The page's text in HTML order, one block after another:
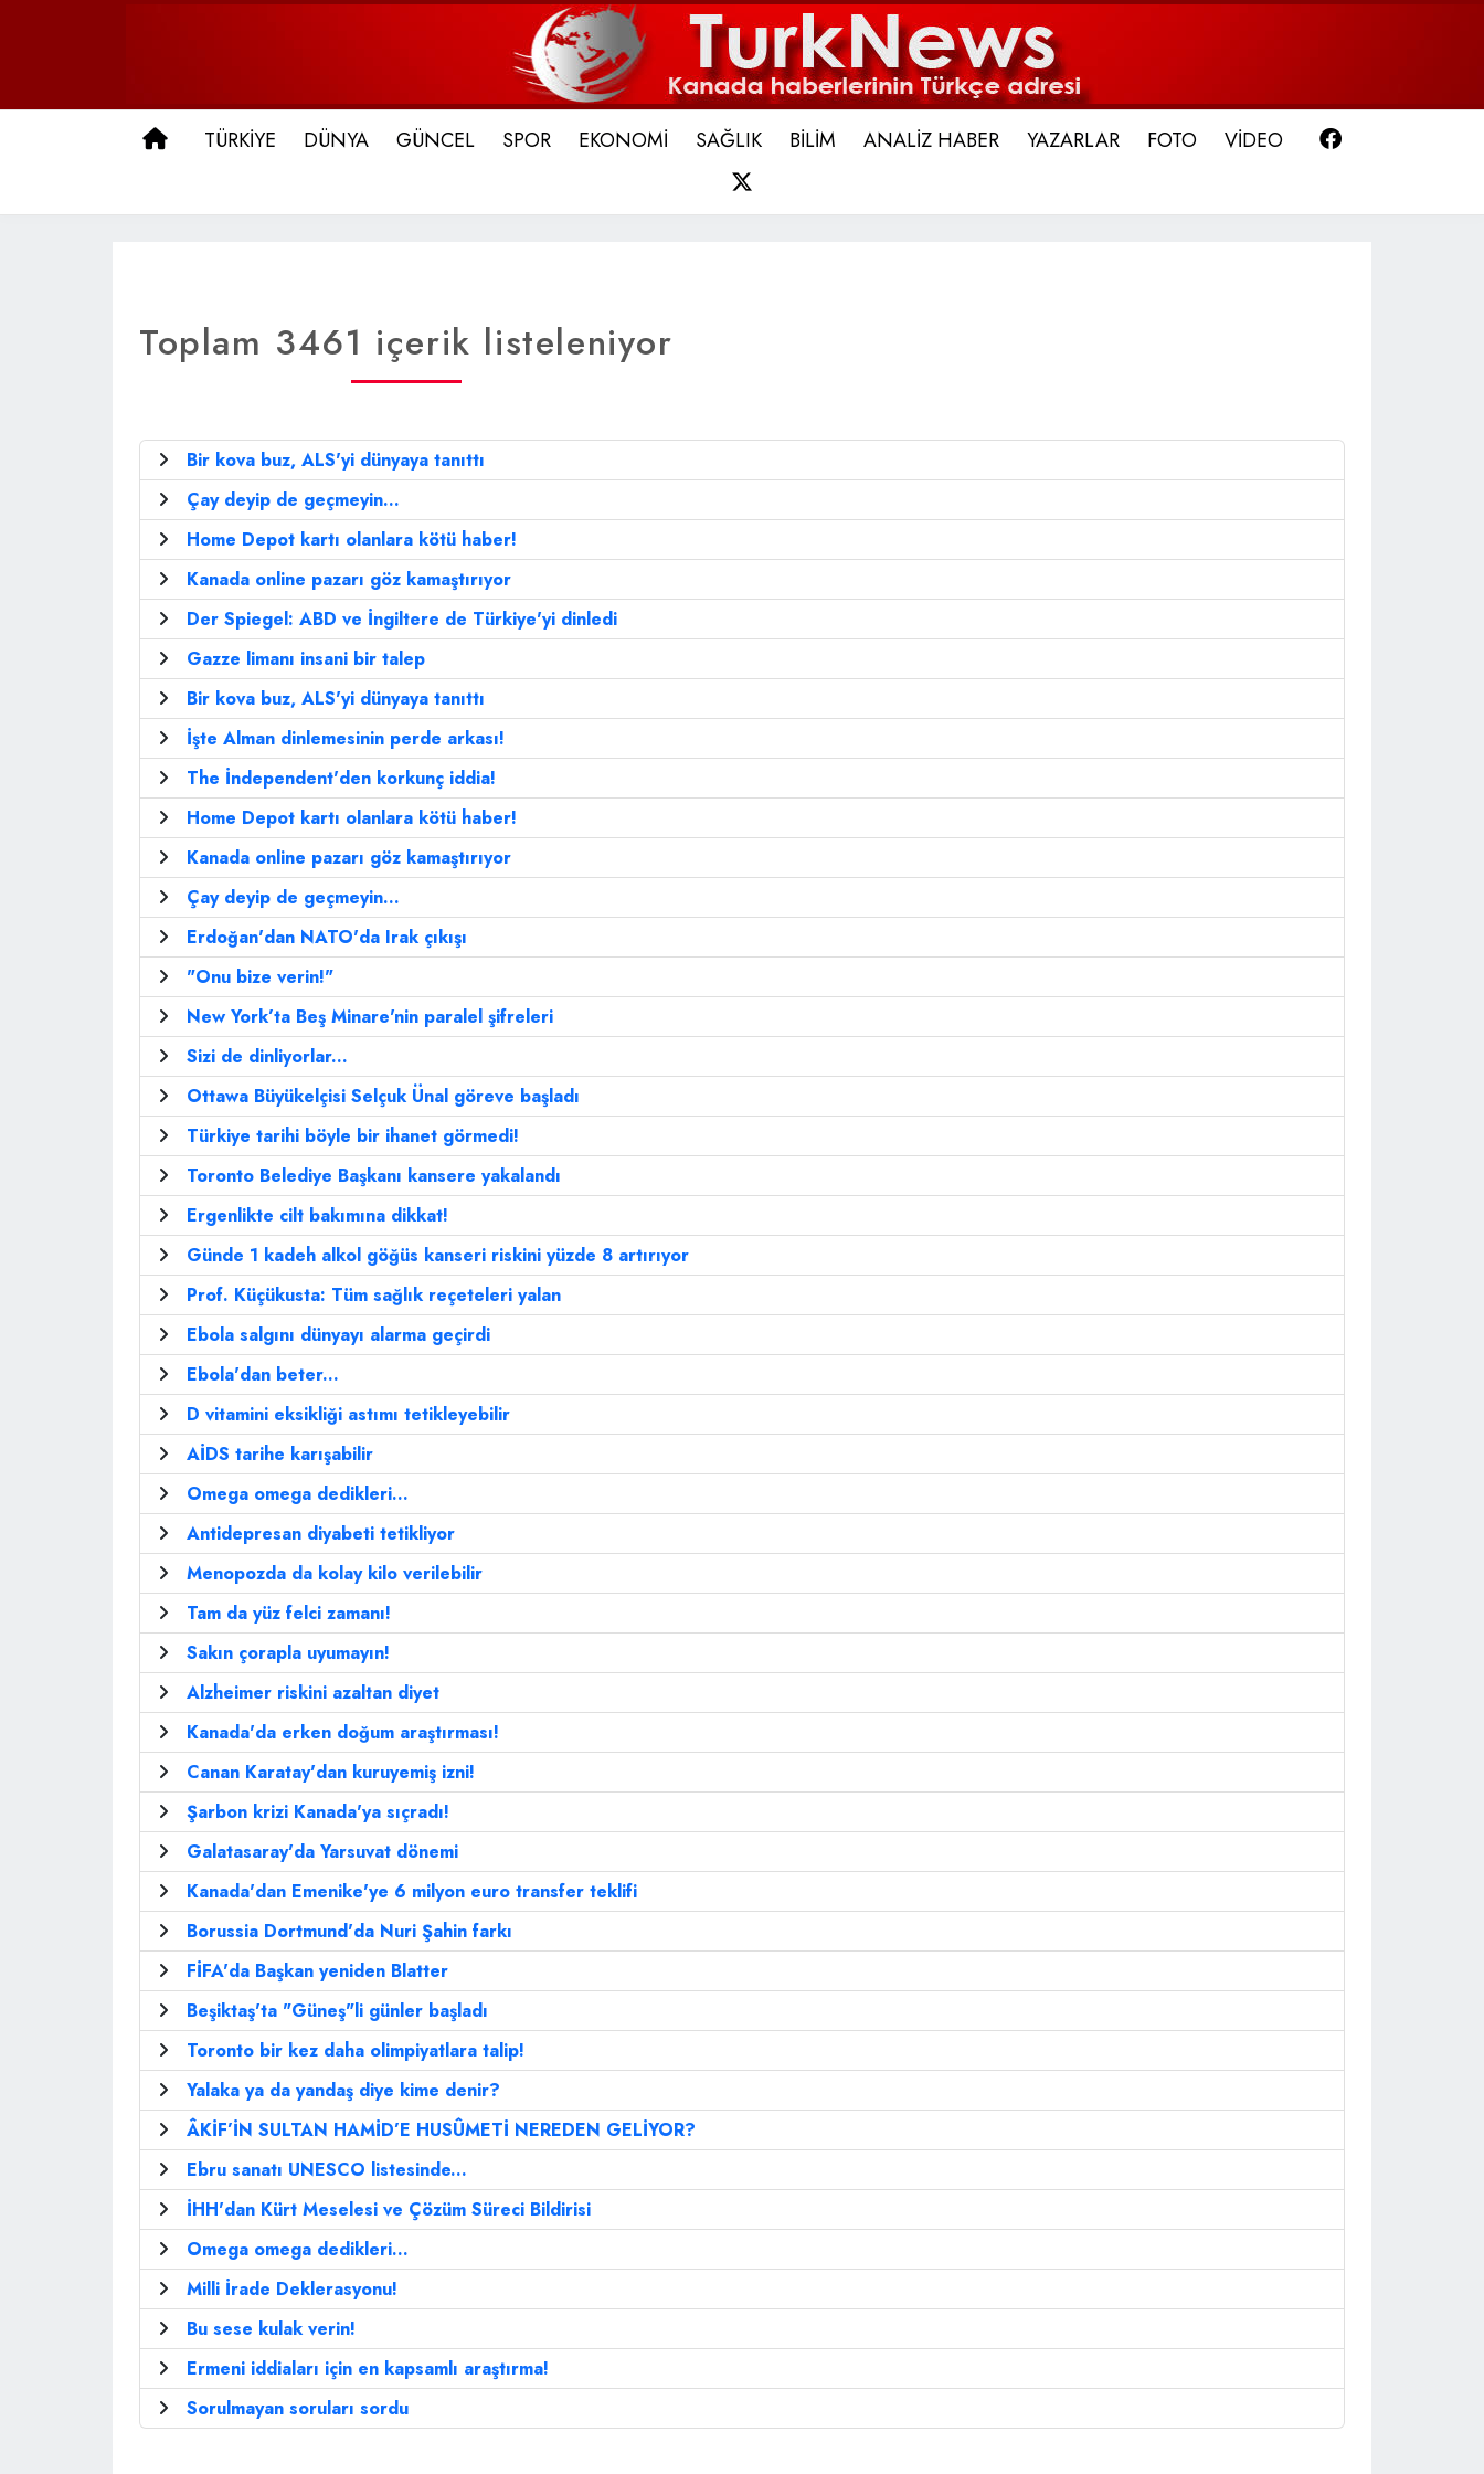
ANA SAYFA
TÜRKİYE DÜNYA GÜNCEL SPOR EKONOMİ SAĞLIK BİLİM ANALİZ HABER YAZARLAR FOTO VİDEO
Toplam 3461 içerik listeleniyor
Bir kova buz, ALS'yi dünyaya tanıttı
Çay deyip de geçmeyin...
Home Depot kartı olanlara kötü haber!
Kanada online pazarı göz kamaştırıyor
Der Spiegel: ABD ve İngiltere de Türkiye'yi dinledi
Gazze limanı insani bir talep
Bir kova buz, ALS'yi dünyaya tanıttı
İşte Alman dinlemesinin perde arkası!
The İndependent'den korkunç iddia!
Home Depot kartı olanlara kötü haber!
Kanada online pazarı göz kamaştırıyor
Çay deyip de geçmeyin...
Erdoğan'dan NATO'da Irak çıkışı
"Onu bize verin!"
New York’ta Beş Minare'nin paralel şifreleri
Sizi de dinliyorlar...
Ottawa Büyükelçisi Selçuk Ünal göreve başladı
Türkiye tarihi böyle bir ihanet görmedi!
Toronto Belediye Başkanı kansere yakalandı
Ergenlikte cilt bakımına dikkat!
Günde 1 kadeh alkol göğüs kanseri riskini yüzde 8 artırıyor
Prof. Küçükusta: Tüm sağlık reçeteleri yalan
Ebola salgını dünyayı alarma geçirdi
Ebola'dan beter...
D vitamini eksikliği astımı tetikleyebilir
AİDS tarihe karışabilir
Omega omega dedikleri...
Antidepresan diyabeti tetikliyor
Menopozda da kolay kilo verilebilir
Tam da yüz felci zamanı!
Sakın çorapla uyumayın!
Alzheimer riskini azaltan diyet
Kanada'da erken doğum araştırması!
Canan Karatay'dan kuruyemiş izni!
Şarbon krizi Kanada'ya sıçradı!
Galatasaray'da Yarsuvat dönemi
Kanada'dan Emenike'ye 6 milyon euro transfer teklifi
Borussia Dortmund'da Nuri Şahin farkı
FİFA'da Başkan yeniden Blatter
Beşiktaş'ta "Güneş"li günler başladı
Toronto bir kez daha olimpiyatlara talip!
Yalaka ya da yandaş diye kime denir?
ÂKİF’İN SULTAN HAMİD’E HUSÛMETİ NEREDEN GELİYOR?
Ebru sanatı UNESCO listesinde...
İHH'dan Kürt Meselesi ve Çözüm Süreci Bildirisi
Omega omega dedikleri...
Milli İrade Deklerasyonu!
Bu sese kulak verin!
Ermeni iddiaları için en kapsamlı araştırma!
Sorulmayan soruları sordu